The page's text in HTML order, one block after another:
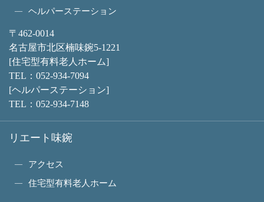
ヘルパーステーション
〒462-0014
名古屋市北区楠味鋺5-1221
[住宅型有料老人ホーム]
TEL： 052-934-7094
[ヘルパーステーション]
TEL： 052-934-7148
リエート味鋺
アクセス
住宅型有料老人ホーム